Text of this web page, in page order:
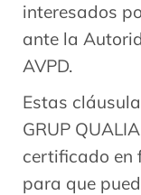
interesados
ante la
AVPD.
Estas
GRUP
certificado en
para que